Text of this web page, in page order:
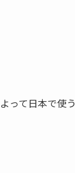
よって日本で使